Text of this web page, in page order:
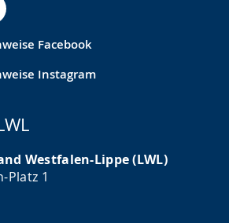
Facebook
Instagram
Westfalen-Lippe (LWL)
Platz 1